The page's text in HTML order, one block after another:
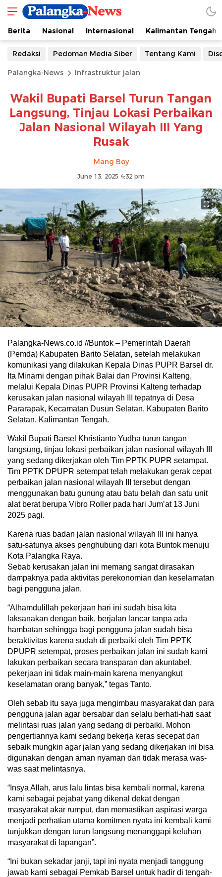
Berita Nasional Internasional Kalimantan Tengah
Redaksi Pedoman Media Siber Tentang Kami
Palangka-News Infrastruktur jalan
Wakil Bupati Barsel Turun Tangan
Langsung, Tinjau Lokasi Perbaikan
Jalan Nasional Wilayah III Yang
Rusak
Mang Boy
June 13, 2025 4:32 pm
Palangka-News.co.id //Buntok – Pemerintah Daerah
(Pemda) Kabupaten Barito Selatan, setelah melakukan
komunikasi yang dilakukan Kepala Dinas PUPR Barsel dr.
Ita Minarni dengan pihak Balai dan Provinsi Kalteng,
melalui Kepala Dinas PUPR Provinsi Kalteng terhadap
kerusakan jalan nasional wilayah III tepatnya di Desa
Pararapak, Kecamatan Dusun Selatan, Kabupaten Barito
Selatan, Kalimantan Tengah.
Wakil Bupati Barsel Khristianto Yudha turun tangan
langsung, tinjau lokasi perbaikan jalan nasional wilayah III
yang sedang dikerjakan oleh Tim PPTK PUPR setampat.
Tim PPTK DPUPR setempat telah melakukan gerak cepat
perbaikan jalan nasional wilayah III tersebut dengan
menggunakan batu gunung atau batu belah dan satu unit
alat berat berupa Vibro Roller pada hari Jum’at 13 Juni
2025 pagi.
Karena ruas badan jalan nasional wilayah III ini hanya
satu-satunya akses penghubung dari kota Buntok menuju
Kota Palangka Raya.
Sebab kerusakan jalan ini memang sangat dirasakan
dampaknya pada aktivitas perekonomian dan keselamatan
bagi pengguna jalan.
“Alhamdulillah pekerjaan hari ini sudah bisa kita
laksanakan dengan baik, berjalan lancar tanpa ada
hambatan sehingga bagi pengguna jalan sudah bisa
beraktivitas karena sudah di perbaiki oleh Tim PPTK
DPUPR setempat, proses perbaikan jalan ini sudah kami
lakukan perbaikan secara transparan dan akuntabel,
pekerjaan ini tidak main-main karena menyangkut
keselamatan orang banyak,” tegas Tanto.
Oleh sebab itu saya juga mengimbau masyarakat dan para
pengguna jalan agar bersabar dan selalu berhati-hati saat
melintasi ruas jalan yang sedang di perbaiki. Mohon
pengertiannya kami sedang bekerja keras secepat dan
sebaik mungkin agar jalan yang sedang dikerjakan ini bisa
digunakan dengan aman nyaman dan tidak merasa was-
was saat melintasnya.
“Insya Allah, arus lalu lintas bisa kembali normal, karena
kami sebagai pejabat yang dikenal dekat dengan
masyarakat akar rumput, dan memastikan aspirasi warga
menjadi perhatian utama komitmen nyata ini kembali kami
tunjukkan dengan turun langsung menanggapi keluhan
masyarakat di lapangan”.
“Ini bukan sekadar janji, tapi ini nyata menjadi tanggung
jawab kami sebagai Pemkab Barsel untuk hadir di tengah-